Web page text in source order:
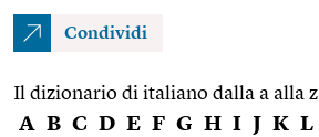
Condividi
Il dizionario di italiano dalla a alla z
A B C D E F G H I J K L